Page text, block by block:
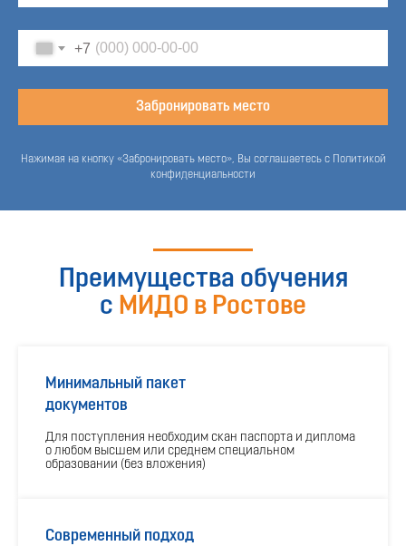
+7
Забронировать место
Нажимая на кнопку «Забронировать место», Вы соглашаетесь с Политикой
конфиденциальности
Преимущества обучения
с МИДО в Ростове
Минимальный пакет
документов
Для поступления необходим скан паспорта и диплома
о любом высшем или среднем специальном
образовании (без вложения)
Современный подход